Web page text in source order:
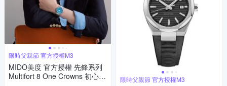
限時父親節 官方授權M3
MIDO美度 官方授權 先鋒系列
Multifort 8 One Crowns 初心不
限時父親節 官方授權M3